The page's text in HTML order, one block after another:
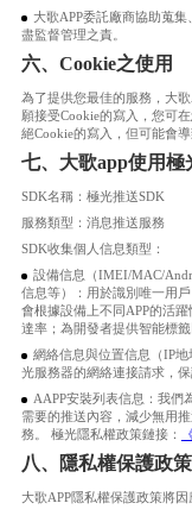
大歌APP委託廠商協助蒐
盡監督管理之責。
六、Cookie之使用
為了提供您最佳的服務，大
願接受Cookie的寫入，您可
絕Cookie的寫入，但可能會
七、大歌app使用極
SDK名稱：極光推送SDK
服務類型：消息推送服務
SDK收集個人信息類型：
設備信息（IMEI/MAC/
信息等）：用於識別唯一用
會根據設備上不同APP的活
達率；為開發者提供智能標
網絡信息與位置信息（IP
光服務器的網絡連接請求，
AAPP安裝列表信息：我們
需要的推送內容，減少無用
務。 極光隱私權政策鏈接：
八、隱私權保護政
大歌APP隱私權保護政策將